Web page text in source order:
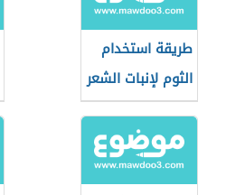
طريقة استخدام
الثوم لإنبات الشعر